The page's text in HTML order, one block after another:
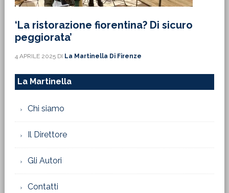
‘La ristorazione fiorentina? Di sicuro
peggiorata’
4 APRILE 2025DI La Martinella Di Firenze
La Martinella
Chi siamo
Il Direttore
Gli Autori
Contatti